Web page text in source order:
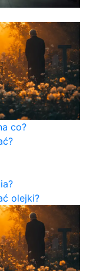
co?
olejki?